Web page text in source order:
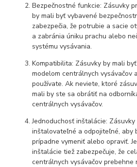
Bezpečnostné funkcie: Zásuvky
by mali byť vybavené
zabezpečia, že potrubie a sacie
a zabránia úniku prachu alebo
systému vysávania.
Kompatibilita: Zásuvky by mali
modelom centrálnych vysávačov
používate. Ak neviete, ktoré
mali by ste sa obrátiť na
centrálnych vysávačov.
Jednoduchosť inštalácie:
inštalovateľné a odpojiteľné, aby
prípadne vymeniť alebo opraviť.
inštalácie tiež zabezpečuje, že
centrálnych vysávačov prebehne